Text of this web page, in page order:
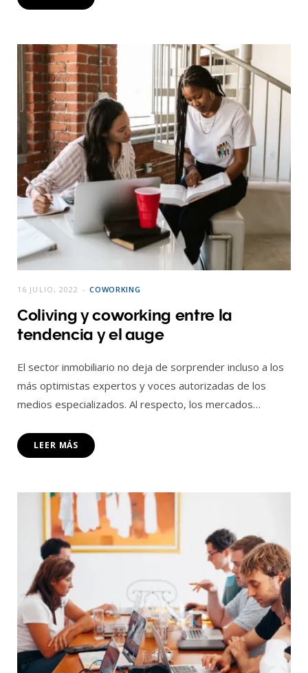
COWORKING
16 JULIO, 2022
Coliving y coworking entre la
tendencia y el auge
El sector inmobiliario no deja de sorprender incluso a los
más optimistas expertos y voces autorizadas de los
medios especializados. Al respecto, los mercados…
LEER MÁS